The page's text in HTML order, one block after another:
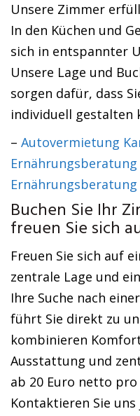
Unsere Zimmer
In den Küchen und
sich in entspannter
Unsere Lage und
sorgen dafür, dass
individuell gestalten
– Autovermietung
Ernährungsberatung
Ernährungsberatung
Buchen Sie Ihr
freuen Sie sich
Freuen Sie sich auf
zentrale Lage und
Ihre Suche nach
führt Sie direkt zu
kombinieren
Ausstattung und
ab 20 Euro netto pro
Kontaktieren Sie